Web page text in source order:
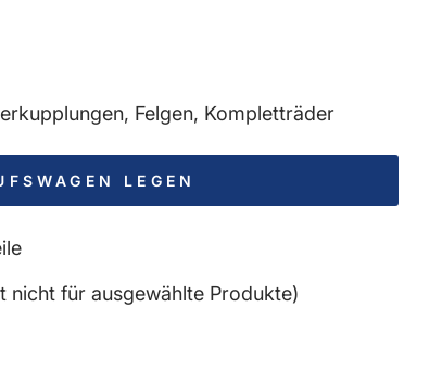
Felgen, Kompletträder
LEGEN
nicht für ausgewählte Produkte)